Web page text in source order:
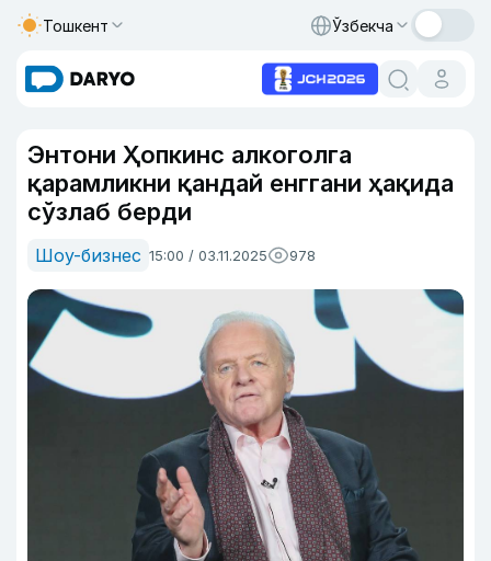
Тошкент Ўзбекча
Энтони Ҳопкинс алкоголга
қарамликни қандай енггани ҳақида
сўзлаб берди
Шоу-бизнес 15:00 / 03.11.2025 978